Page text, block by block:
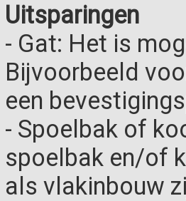
Uitsparingen
- Gat: Het is
Bijvoorbeeld
een
- Spoelbak of
spoelbak en/of
als vlakinbouw